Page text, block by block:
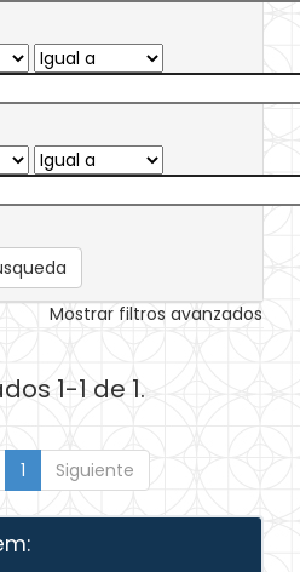
Mostrar filtros avanzados
1-1 de 1.
1 Siguiente